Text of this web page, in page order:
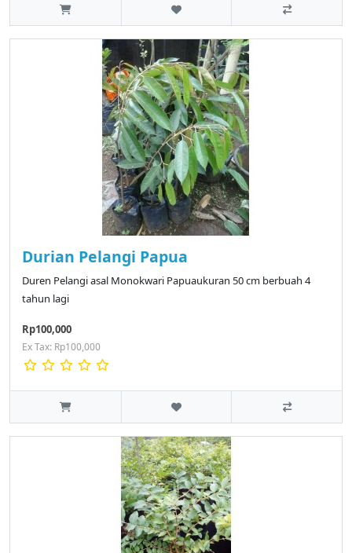
Durian Pelangi Papua
Duren Pelangi asal Monokwari Papuaukuran 50 cm berbuah 4
tahun lagi
Rp100,000
Ex Tax: Rp100,000